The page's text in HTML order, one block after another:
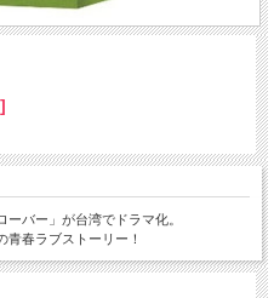
バー」が台湾でドラマ化。
春ラブストーリー！